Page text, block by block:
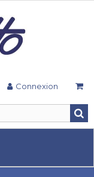
Connexion